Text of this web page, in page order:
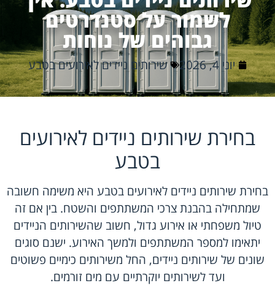
לשמור על סטנדרטים
גבוהים של נוחות
יוני 4, 2026 שירותים ניידים לאירועים בטבע
בחירת שירותים ניידים לאירועים
בטבע
בחירת שירותים ניידים לאירועים בטבע היא משימה חשובה
שמתחילה בהבנת צרכי המשתתפים והשטח. בין אם זה
טיול משפחתי או אירוע גדול, חשוב שהשירותים הניידים
יתאימו למספר המשתתפים ולמשך האירוע. ישנם סוגים
שונים של שירותים ניידים, החל משירותים כימיים פשוטים
ועד לשירותים יוקרתיים עם מים זורמים.